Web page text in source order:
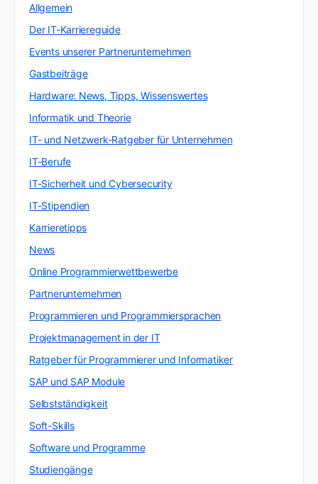
Allgemein
Der IT-Karriereguide
Events unserer Partnerunternehmen
Gastbeiträge
Hardware: News, Tipps, Wissenswertes
Informatik und Theorie
IT- und Netzwerk-Ratgeber für Unternehmen
IT-Berufe
IT-Sicherheit und Cybersecurity
IT-Stipendien
Karrieretipps
News
Online Programmierwettbewerbe
Partnerunternehmen
Programmieren und Programmiersprachen
Projektmanagement in der IT
Ratgeber für Programmierer und Informatiker
SAP und SAP Module
Selbstständigkeit
Soft-Skills
Software und Programme
Studiengänge